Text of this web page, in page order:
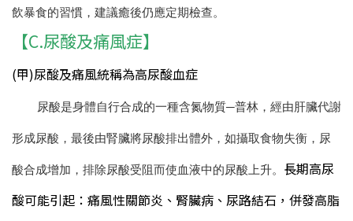
飲暴食的習慣，建議癒後仍應定期檢查。
【C.尿酸及痛風症】
(甲)尿酸及痛風統稱為高尿酸血症
尿酸是身體自行合成的一種含氮物質─普林，經由肝臟代謝
形成尿酸，最後由腎臟將尿酸排出體外，如攝取食物失衡，尿
酸合成增加，排除尿酸受阻而使血液中的尿酸上升。 長期高尿
酸可能引起：痛風性關節炎、腎臟病、尿路結石，併發高脂